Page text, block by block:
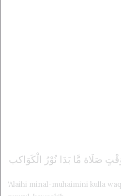
ﺻَﻠَﺎﺓ ﻣَّﺎ ﺑَﺪَﺍ ﻧُﻮْﺭُ ﺍﻟْﻜَﻮَﺍکب
‘Alaihi minal-muhaimini kulla